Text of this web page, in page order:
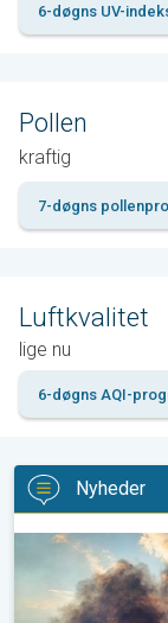
6-døgns UV-
Pollen
kraftig
7-døgns
Luftkvalitet
lige nu
6-døgns AQI-
Nyheder
Skovbrande